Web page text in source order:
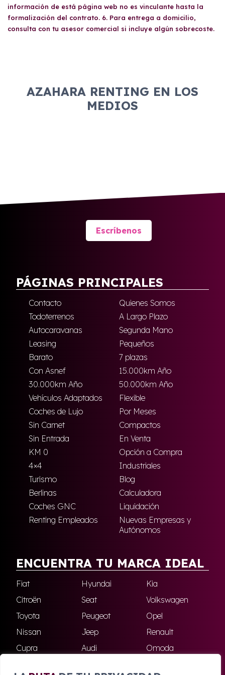
realizada por el departamento de riesgos
correspondiente.
información de está página web no es vinculante hasta la
formalización del contrato. 6. Para entrega a domicilio,
consulta con tu asesor comercial si incluye algún sobrecoste.
AZAHARA RENTING EN LOS
MEDIOS
Escríbenos
PÁGINAS PRINCIPALES
Contacto
Quienes Somos
Todoterrenos
A Largo Plazo
Autocaravanas
Segunda Mano
Leasing
Pequeños
Barato
7 plazas
Con Asnef
15.000km Año
30.000km Año
50.000km Año
Vehículos Adaptados
Flexible
Coches de Lujo
Por Meses
Sin Carnet
Compactos
Sin Entrada
En Venta
KM 0
Opción a Compra
4×4
Industriales
Turismo
Blog
Berlinas
Calculadora
Coches GNC
Liquidación
Renting Empleados
Nuevas Empresas y
Autónomos
ENCUENTRA TU MARCA IDEAL
Fiat Hyundai
Kia
Citroën
Seat
Volkswagen
Toyota
Peugeot
Opel
Nissan
Jeep
Renault
Cupra
Audi
Omoda